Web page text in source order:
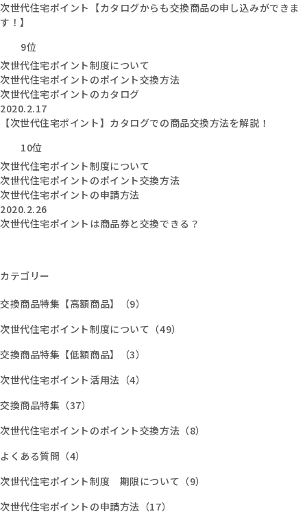
次世代住宅ポイント【カタログからも交換商品の申し込みができま
す！】
9位
次世代住宅ポイント制度について
次世代住宅ポイントのポイント交換方法
次世代住宅ポイントのカタログ
2020.2.17
【次世代住宅ポイント】カタログでの商品交換方法を解説！
10位
次世代住宅ポイント制度について
次世代住宅ポイントのポイント交換方法
次世代住宅ポイントの申請方法
2020.2.26
次世代住宅ポイントは商品券と交換できる？
カテゴリー
交換商品特集【高額商品】（9）
次世代住宅ポイント制度について（49）
交換商品特集【低額商品】（3）
次世代住宅ポイント活用法（4）
交換商品特集（37）
次世代住宅ポイントのポイント交換方法（8）
よくある質問（4）
次世代住宅ポイント制度 期限について（9）
次世代住宅ポイントの申請方法（17）